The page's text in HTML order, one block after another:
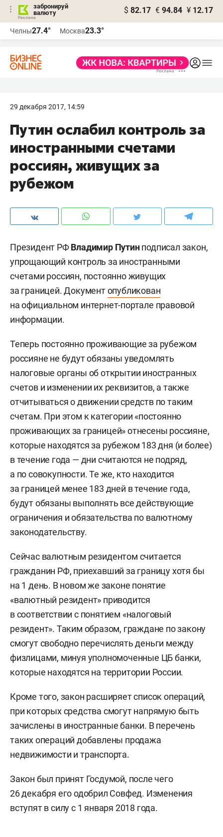
забронируй
валюту
$ 82.17 € 94.84 ¥ 12.17
Челны27.4° Москва23.3°
29 декабря 2017, 14:59
Путин ослабил контроль за
иностранными счетами
россиян, живущих за
рубежом
Президент РФВладимир Путинподписал закон,
упрощающий контроль за иностранными
счетами россиян, постоянно живущих
за границей. Документопубликован
на официальном интернет-портале правовой
информации.
Теперь постоянно проживающие за рубежом
россияне не будут обязаны уведомлять
налоговые органы об открытии иностранных
счетов и изменении их реквизитов, а также
отчитываться о движении средств по таким
счетам. При этом к категории «постоянно
проживающих за границей» отнесены россияне,
которые находятся за рубежом 183 дня (и более)
в течение года — дни считаются не подряд,
а по совокупности. Те же, кто находится
за границей менее 183 дней в течение года,
будут обязаны выполнять все действующие
ограничения и обязательства по валютному
законодательству.
Сейчас валютным резидентом считается
гражданин РФ, приехавший за границу хотя бы
на 1 день. В новом же законе понятие
«валютный резидент» приводится
в соответствии с понятием «налоговый
резидент». Таким образом, граждане по закону
смогут свободно перечислять деньги между
физлицами, минуя уполномоченные ЦБ банки,
которые находятся на территории России.
Кроме того, закон расширяет список операций,
при которых средства смогут напрямую быть
зачислены в иностранные банки. В перечень
таких операций добавлены продажа
недвижимости и транспорта.
Закон был принят Госдумой, после чего
26 декабря его одобрил Совфед. Изменения
вступят в силу с 1 января 2018 года.